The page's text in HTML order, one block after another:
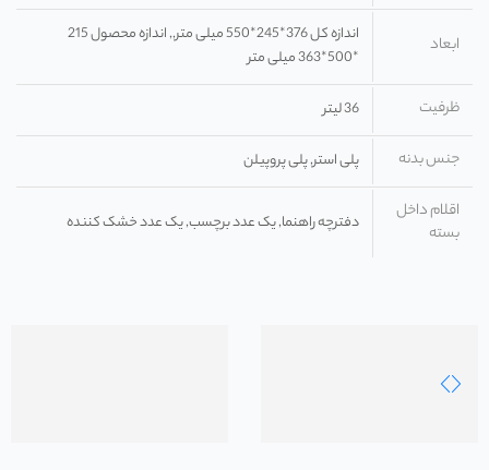
ابعاد
اندازه کل 376*245*550 میلی متر,, اندازه محصول 215
*500*363 میلی متر
ظرفیت 36 لیتر
جنس بدنه پلی استر, پلی پروپیلن
اقلام داخل
بسته
دفترچه راهنما, یک عدد برچسب, یک عدد خشک کننده